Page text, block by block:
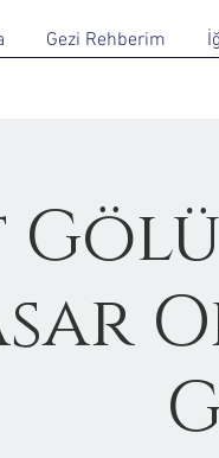
Gezi Rehberim